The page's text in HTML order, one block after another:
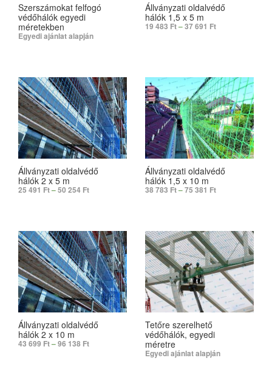
Szerszámokat felfogó
védőhálók egyedi
méretekben
Egyedi ajánlat alapján
Állványzati oldalvédő
hálók 1,5 x 5 m
19 483 Ft–37 691 Ft
Állványzati oldalvédő
hálók 2 x 5 m
25 491 Ft–50 254 Ft
Állványzati oldalvédő
hálók 1,5 x 10 m
38 783 Ft–75 381 Ft
Állványzati oldalvédő
hálók 2 x 10 m
43 699 Ft–96 138 Ft
Tetőre szerelhető
védőhálók, egyedi
méretre
Egyedi ajánlat alapján